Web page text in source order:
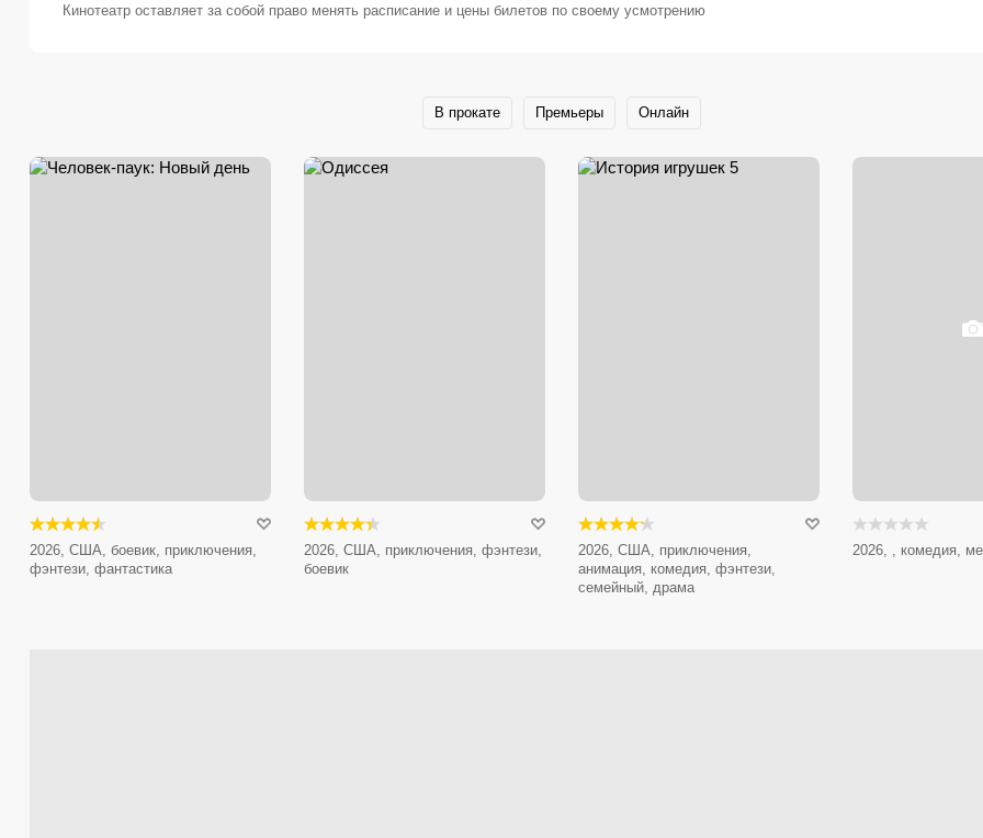
Кинотеатр оставляет за собой право менять расписание и цены билетов по своему усмотрению
В прокате Премьеры Онлайн
2026, США, боевик, приключения,
фэнтези, фантастика
2026, США, приключения, фэнтези,
боевик
2026, США, приключения,
анимация, комедия, фэнтези,
семейный, драма
2026, , комедия,